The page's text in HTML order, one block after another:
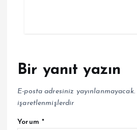
Bir yanıt yazın
E-posta adresiniz yayınlanmayacak.
işaretlenmişlerdir
Yorum *